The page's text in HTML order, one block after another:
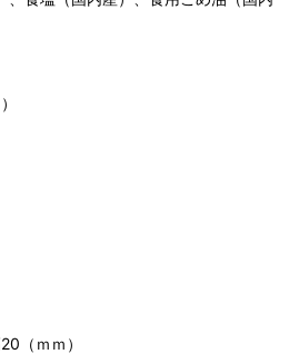
（ｍｍ）